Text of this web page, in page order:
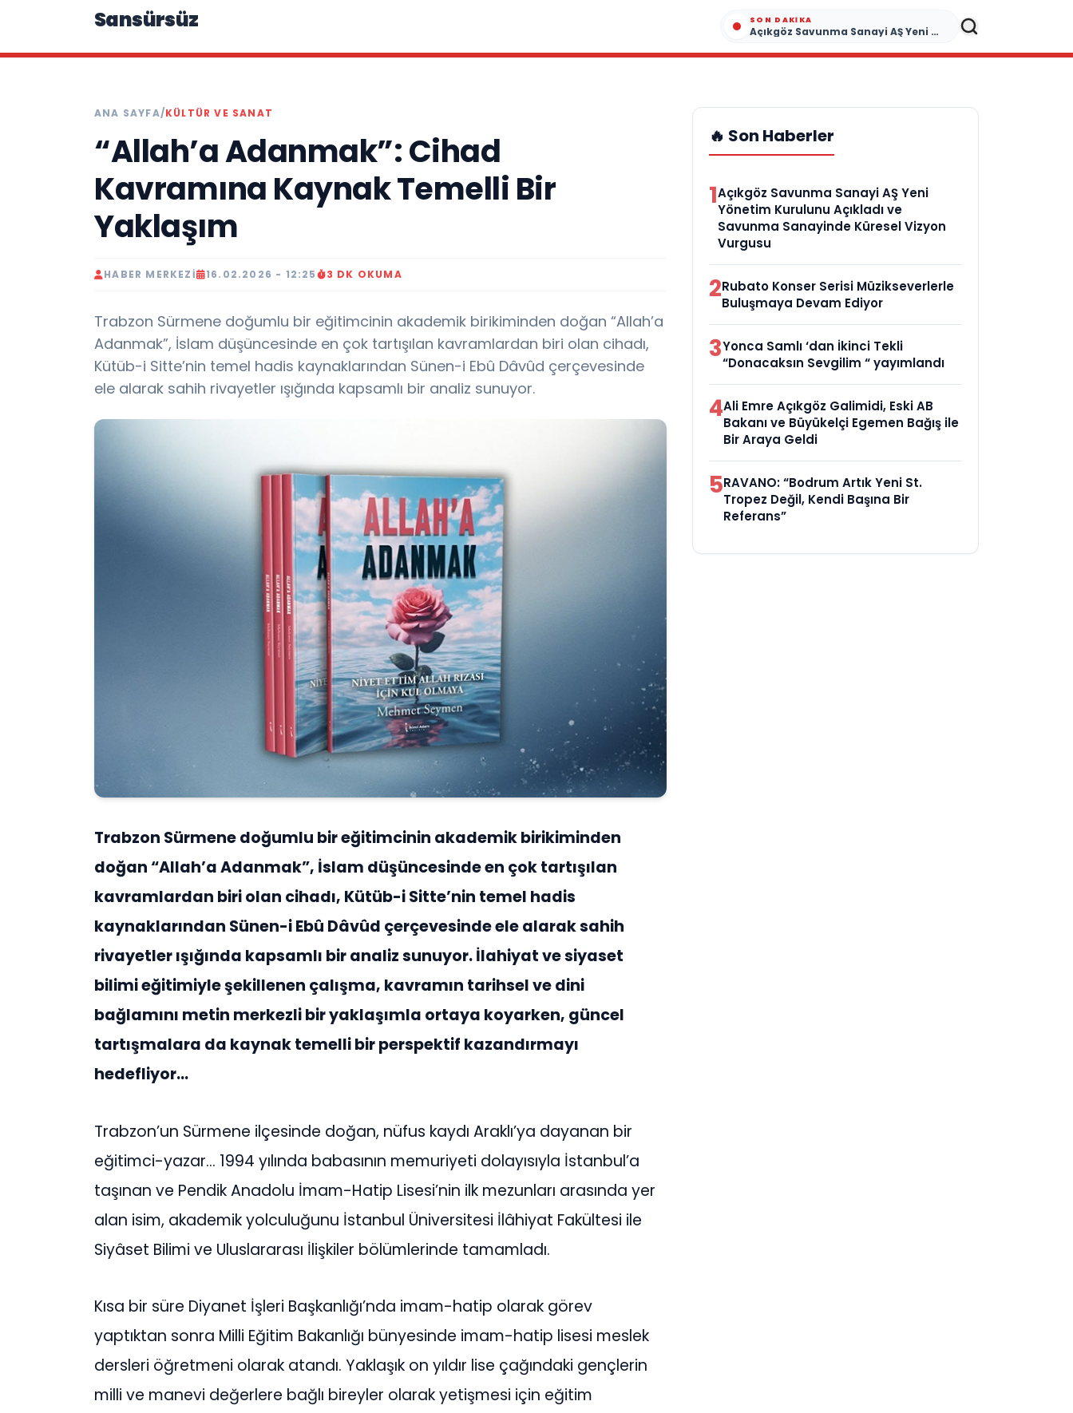
Sansürsüz SON DAKIKA
Açıkgöz Savunma Sanayi AŞ Yeni Yönetim Kurulunu Açıkladı ve Savunma Sanayinde Küresel Vizyon Vurgusu
ANA SAYFA/KÜLTÜR VE SANAT
“Allah’a Adanmak”: Cihad
Kavramına Kaynak Temelli Bir
Yaklaşım
HABER MERKEZI 16.02.2026 - 12:25 3 DK OKUMA
Trabzon Sürmene doğumlu bir eğitimcinin akademik birikiminden doğan “Allah’a
Adanmak”, İslam düşüncesinde en çok tartışılan kavramlardan biri olan cihadı,
Kütüb-i Sitte’nin temel hadis kaynaklarından Sünen-i Ebû Dâvûd çerçevesinde
ele alarak sahih rivayetler ışığında kapsamlı bir analiz sunuyor.
Trabzon Sürmene doğumlu bir eğitimcinin akademik birikiminden
doğan “Allah’a Adanmak”, İslam düşüncesinde en çok tartışılan
kavramlardan biri olan cihadı, Kütüb-i Sitte’nin temel hadis
kaynaklarından Sünen-i Ebû Dâvûd çerçevesinde ele alarak sahih
rivayetler ışığında kapsamlı bir analiz sunuyor. İlahiyat ve siyaset
bilimi eğitimiyle şekillenen çalışma, kavramın tarihsel ve dini
bağlamını metin merkezli bir yaklaşımla ortaya koyarken, güncel
tartışmalara da kaynak temelli bir perspektif kazandırmayı
hedefliyor…
Trabzon’un Sürmene ilçesinde doğan, nüfus kaydı Araklı’ya dayanan bir
eğitimci-yazar… 1994 yılında babasının memuriyeti dolayısıyla İstanbul’a
taşınan ve Pendik Anadolu İmam-Hatip Lisesi’nin ilk mezunları arasında yer
alan isim, akademik yolculuğunu İstanbul Üniversitesi İlâhiyat Fakültesi ile
Siyâset Bilimi ve Uluslararası İlişkiler bölümlerinde tamamladı.
Kısa bir süre Diyanet İşleri Başkanlığı’nda imam-hatip olarak görev
yaptıktan sonra Milli Eğitim Bakanlığı bünyesinde imam-hatip lisesi meslek
dersleri öğretmeni olarak atandı. Yaklaşık on yıldır lise çağındaki gençlerin
milli ve manevi değerlere bağlı bireyler olarak yetişmesi için eğitim
🔥 Son Haberler
1Açıkgöz Savunma Sanayi AŞ Yeni
Yönetim Kurulunu Açıkladı ve
Savunma Sanayinde Küresel Vizyon
Vurgusu
2Rubato Konser Serisi Müzikseverlerle
Buluşmaya Devam Ediyor
3Yonca Samlı ‘dan İkinci Tekli
“Donacaksın Sevgilim “ yayımlandı
4Ali Emre Açıkgöz Galimidi, Eski AB
Bakanı ve Büyükelçi Egemen Bağış ile
Bir Araya Geldi
5RAVANO: “Bodrum Artık Yeni St.
Tropez Değil, Kendi Başına Bir
Referans”